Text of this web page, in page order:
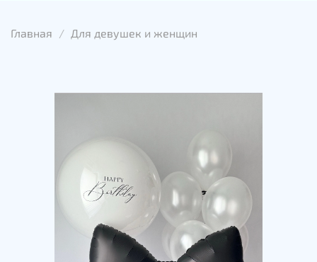
Главная Для девушек и женщин